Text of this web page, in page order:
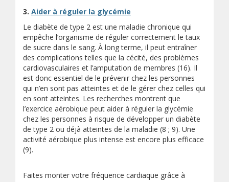
3. Aider à réguler la glycémie
Le diabète de type 2 est une maladie chronique qui
empêche l’organisme de réguler correctement le taux
de sucre dans le sang. À long terme, il peut entraîner
des complications telles que la cécité, des problèmes
cardiovasculaires et l’amputation de membres (16). Il
est donc essentiel de le prévenir chez les personnes
qui n’en sont pas atteintes et de le gérer chez celles qui
en sont atteintes. Les recherches montrent que
l’exercice aérobique peut aider à réguler la glycémie
chez les personnes à risque de développer un diabète
de type 2 ou déjà atteintes de la maladie (8 ; 9). Une
activité aérobique plus intense est encore plus efficace
(9).
Faites monter votre fréquence cardiaque grâce à